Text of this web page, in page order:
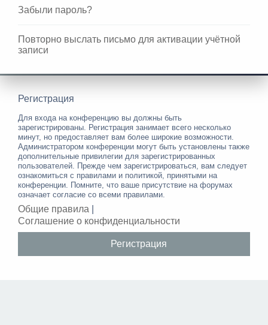
Забыли пароль?
Повторно выслать письмо для активации учётной
записи
Регистрация
Для входа на конференцию вы должны быть
зарегистрированы. Регистрация занимает всего несколько
минут, но предоставляет вам более широкие возможности.
Администратором конференции могут быть установлены также
дополнительные привилегии для зарегистрированных
пользователей. Прежде чем зарегистрироваться, вам следует
ознакомиться с правилами и политикой, принятыми на
конференции. Помните, что ваше присутствие на форумах
означает согласие со всеми правилами.
Общие правила
Соглашение о конфиденциальности
Регистрация